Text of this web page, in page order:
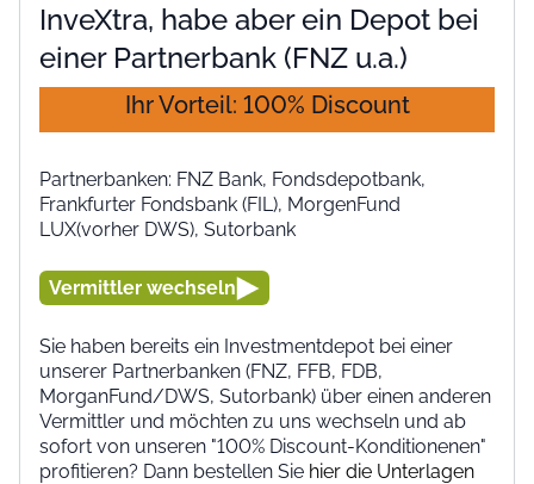
InveXtra, habe aber ein Depot bei
einer Partnerbank (FNZ u.a.)
Ihr Vorteil: 100% Discount
Partnerbanken: FNZ Bank, Fondsdepotbank,
Frankfurter Fondsbank (FIL), MorgenFund
LUX(vorher DWS), Sutorbank
Vermittler wechseln
Sie haben bereits ein Investmentdepot bei einer
unserer Partnerbanken (FNZ, FFB, FDB,
MorganFund/DWS, Sutorbank) über einen anderen
Vermittler und möchten zu uns wechseln und ab
sofort von unseren "100% Discount-Konditionenen"
profitieren? Dann bestellen Sie hier die Unterlagen